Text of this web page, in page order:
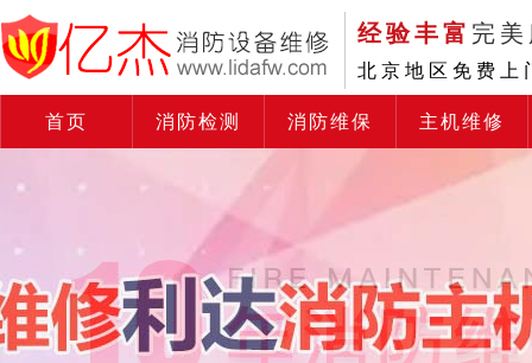
经验丰富 完
北京地区免费上
首页 消防检测 消防维保 主机维修